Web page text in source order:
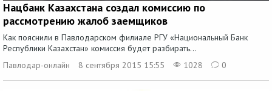
Нацбанк Казахстана создал комиссию по
рассмотрению жалоб заемщиков
Как пояснили в Павлодарском филиале РГУ «Национальный Банк
Республики Казахстан» комиссия будет разбирать...
Павлодар-онлайн
8 сентября 2015 15:55 1028 0